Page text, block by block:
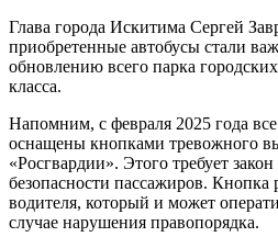
Глава города Искитима Сергей
приобретенные автобусы стали
обновлению всего парка
класса.
Напомним, с февраля 2025 года
оснащены кнопками тревожного
«Росгвардии». Этого требует
безопасности пассажиров. Кнопка
водителя, который и может
случае нарушения правопорядка.